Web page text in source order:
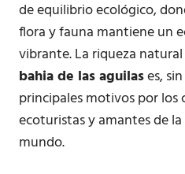
de equilibrio ecológico,
flora y fauna mantiene un
vibrante. La riqueza
bahia de las aguilases,
principales motivos por los
ecoturistas y amantes de
mundo.